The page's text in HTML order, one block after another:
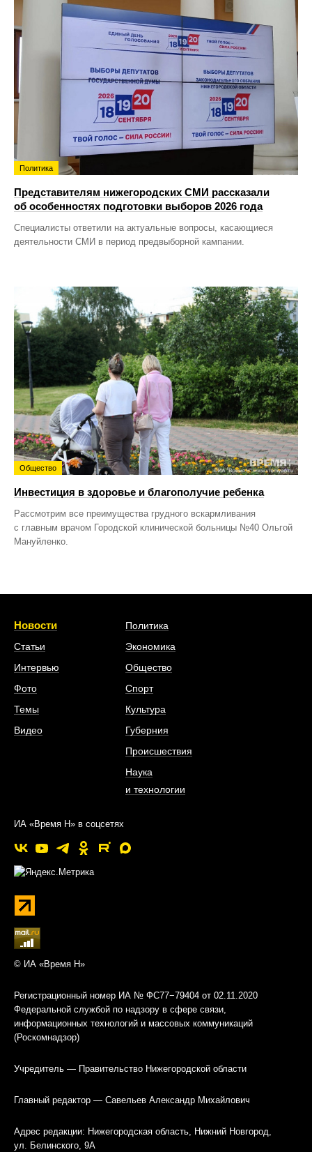
Политика
Представителям нижегородских СМИ рассказали
об особенностях подготовки выборов 2026 года
Специалисты ответили на актуальные вопросы, касающиеся
деятельности СМИ в период предвыборной кампании.
Общество
Инвестиция в здоровье и благополучие ребенка
Рассмотрим все преимущества грудного вскармливания
с главным врачом Городской клинической больницы №40 Ольгой
Мануйленко.
Новости
Статьи
Интервью
Фото
Темы
Видео
Политика
Экономика
Общество
Спорт
Культура
Губерния
Происшествия
Наука
и технологии
ИА «Время Н» в соцсетях
© ИА «Время Н»
Регистрационный номер ИА № ФС77−79404 от 02.11.2020
Федеральной службой по надзору в сфере связи,
информационных технологий и массовых коммуникаций
(Роскомнадзор)
Учредитель — Правительство Нижегородской области
Главный редактор — Савельев Александр Михайлович
Адрес редакции: Нижегородская область, Нижний Новгород,
ул. Белинского, 9А